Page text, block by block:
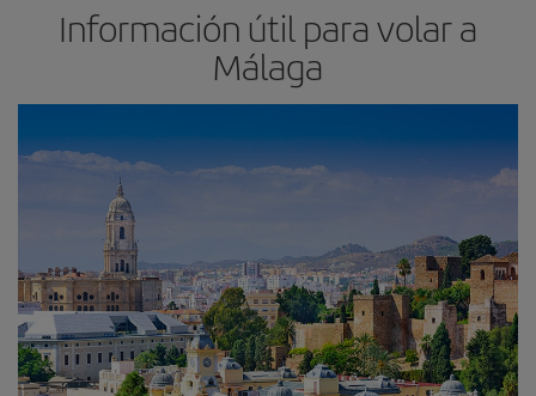
Información útil para volar a
Málaga